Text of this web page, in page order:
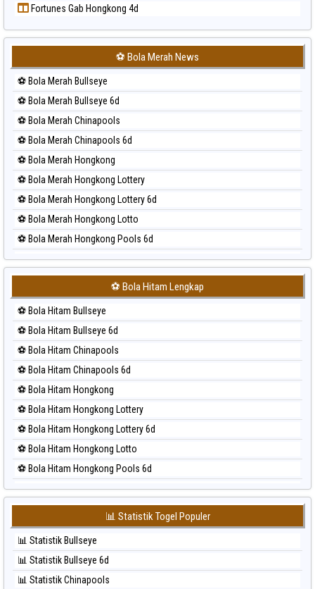
Prediksi Sydney Lottery
Prediksi Sydney Lottery 6d
Prediksi Sydney Pools 6d
Prediksi Taipei
Prediksi Taiwan
Fortunes Gab Hongkong 4d
⚽ Bola Merah News
⚽ Bola Merah Bullseye
⚽ Bola Merah Bullseye 6d
⚽ Bola Merah Chinapools
⚽ Bola Merah Chinapools 6d
⚽ Bola Merah Hongkong
⚽ Bola Merah Hongkong Lottery
⚽ Bola Merah Hongkong Lottery 6d
⚽ Bola Merah Hongkong Lotto
⚽ Bola Merah Hongkong Pools 6d
⚽ Bola Merah Japan
⚽ Bola Merah Japan 6d
⚽ Bola Merah Korea
⚽ Bola Merah Kuda Lari
⚽ Bola Merah Magnum Cambodia
⚽ Bola Merah Nagoya
⚽ Bola Merah North Carolina Day
⚽ Bola Merah Pcso
⚽ Bola Merah Sao Paulo
⚽ Bola Merah Singapore
⚽ Bola Merah Sydney
⚽ Bola Merah Sydney Lottery
⚽ Bola Merah Sydney Lottery 6d
⚽ Bola Merah Sydney Lotto
⚽ Bola Merah Sydney Pools 6d
⚽ Bola Merah Taipei
⚽ Bola Merah Taiwan
⚽ Bola Hitam Lengkap
⚽ Bola Hitam Bullseye
⚽ Bola Hitam Bullseye 6d
⚽ Bola Hitam Chinapools
⚽ Bola Hitam Chinapools 6d
⚽ Bola Hitam Hongkong
⚽ Bola Hitam Hongkong Lottery
⚽ Bola Hitam Hongkong Lottery 6d
⚽ Bola Hitam Hongkong Lotto
⚽ Bola Hitam Hongkong Pools 6d
⚽ Bola Hitam Japan
⚽ Bola Hitam Japan 6d
⚽ Bola Hitam Korea
⚽ Bola Hitam Kuda Lari
⚽ Bola Hitam Magnum Cambodia
⚽ Bola Hitam Nagoya
📊 Statistik Togel Populer
📊 Statistik Bullseye
📊 Statistik Bullseye 6d
📊 Statistik Chinapools